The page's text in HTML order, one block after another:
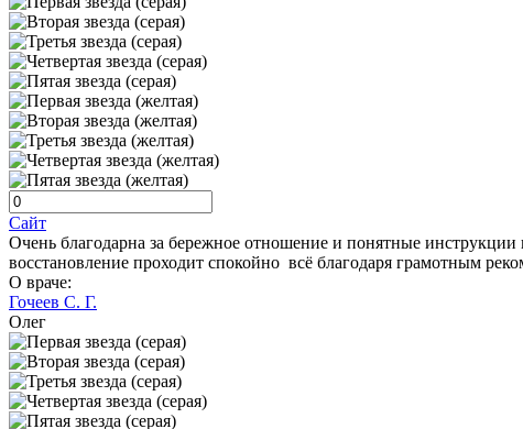
Сайт
Очень благодарна за бережное отношение и понятные инструкции
восстановление проходит спокойно всё благодаря грамотным
О враче:
Гочеев С. Г.
Олег